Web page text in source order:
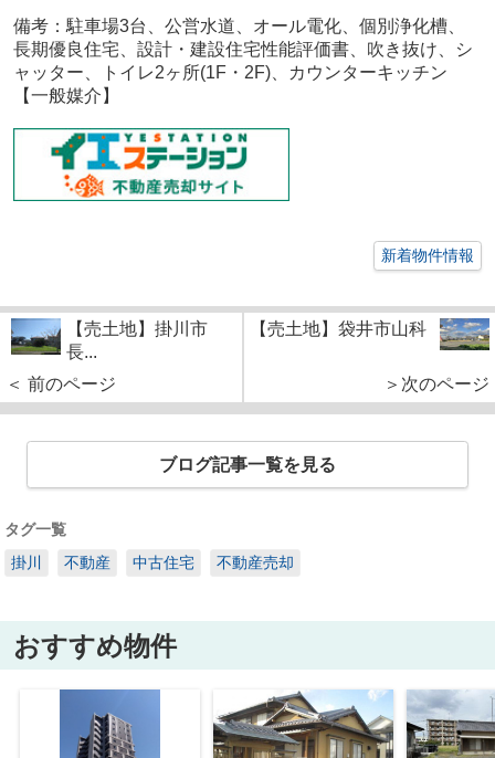
備考： 駐車場3台、公営水道、オール電化、個別浄化槽、
長期優良住宅、設計・建設住宅性能評価書、吹き抜け、シ
ャッター、トイレ2ヶ所(1F・2F)、カウンターキッチン
【一般媒介】
新着物件情報
【売土地】掛川市
長...
＜ 前のページ
【売土地】袋井市山科
＞次のページ
ブログ記事一覧を見る
タグ一覧
掛川
不動産 中古住宅 不動産売却
おすすめ物件